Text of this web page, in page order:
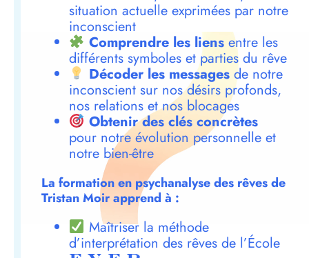
situation actuelle exprimées par notre
inconscient
Comprendre les liensentre les
différents symboles et parties du rêve
Décoder les messagesde notre
inconscient sur nos désirs profonds,
nos relations et nos blocages
Obtenir des clés concrètes
pour notre évolution personnelle et
notre bien-être
La formation en psychanalyse des rêves de
Tristan Moir apprend à :
Maîtriser la méthode
d’interprétation des rêves de l’École